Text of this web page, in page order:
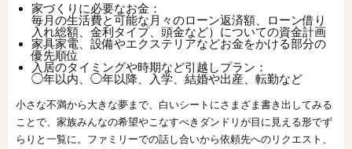
家づくりに必要なお金：
毎月の生活費と可能な月々のローン返済額、ローン借り
入れ総額、金利タイプ、頭金など）についての資金計画
家具家電、設備やエクステリアなどお金をかける部分の
優先順位
入居のタイミングや時期など引越しプラン：
◯年以内、◯年以降、入学、結婚や出産、転勤など
小さな不満から大きな夢まで、白いシートにさまざま書き出してみる
ことで、家族みんなの希望やこなすべきダンドリが目に見える形でず
らりと一覧に。ファミリーでの話し合いから依頼先へのリクエスト、